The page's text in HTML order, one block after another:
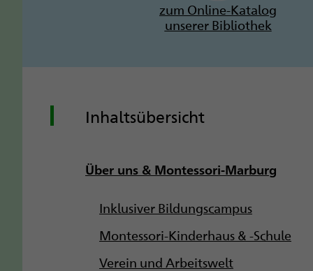
zum Online-Katalog
unserer Bibliothek
Inhaltsübersicht
Über uns & Montessori-Marburg
Inklusiver Bildungscampus
Montessori-Kinderhaus & -Schule
Verein und Arbeitswelt